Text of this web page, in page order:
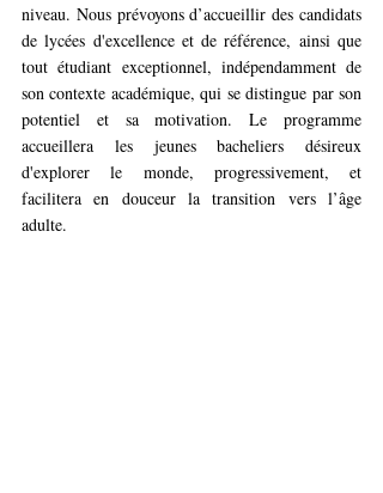
niveau. Nous prévoyons d’accueillir des candidats
de lycées d'excellence et de référence, ainsi que
tout étudiant exceptionnel, indépendamment de
son contexte académique, qui se distingue par son
potentiel et sa motivation. Le programme
accueillera les jeunes bacheliers désireux
d'explorer le monde, progressivement, et
facilitera en douceur la transition vers l’âge
adulte.